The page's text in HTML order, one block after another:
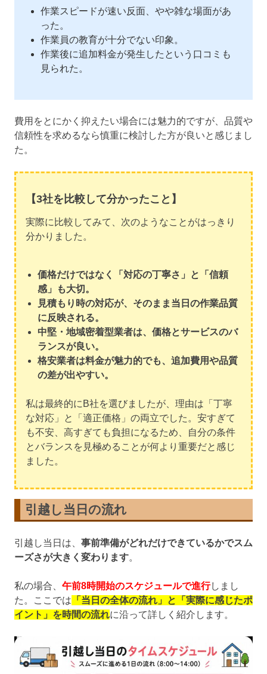
作業スピードが速い反面、やや雑な場面があ
った。
作業員の教育が十分でない印象。
作業後に追加料金が発生したという口コミも
見られた。
費用をとにかく抑えたい場合には魅力的ですが、品質や
信頼性を求めるなら慎重に検討した方が良いと感じまし
た。
【3社を比較して分かったこと】
実際に比較してみて、次のようなことがはっきり
分かりました。
価格だけではなく「対応の丁寧さ」と「信頼
感」も大切。
見積もり時の対応が、そのまま当日の作業品質
に反映される。
中堅・地域密着型業者は、価格とサービスのバ
ランスが良い。
格安業者は料金が魅力的でも、追加費用や品質
の差が出やすい。
私は最終的にB社を選びましたが、理由は「丁寧
な対応」と「適正価格」の両立でした。安すぎて
も不安、高すぎても負担になるため、自分の条件
とバランスを見極めることが何より重要だと感じ
ました。
引越し当日の流れ
引越し当日は、 事前準備がどれだけできているかでスム
ーズさが大きく変わります。
私の場合、 午前8時開始のスケジュールで進行しまし
た。ここでは 「当日の全体の流れ」と「実際に感じたポ
イント」を時間の流れに沿って詳しく紹介します。